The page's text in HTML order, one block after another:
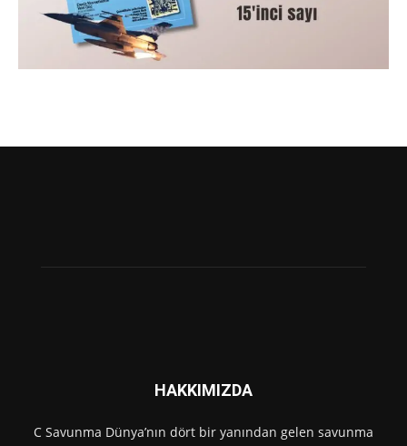
HAKKIMIZDA
C Savunma Dünya’nın dört bir yanından gelen savunma